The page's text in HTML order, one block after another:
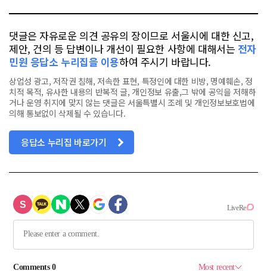
댓글은 자유로운 의견 공유의 장이므로 서울시에 대한 신고,
제안, 건의 등 답변이나 개선이 필요한 사항에 대해서는 전자
민원 응답소 누리집을 이용하여 주시기 바랍니다.
상업성 광고, 저작권 침해, 저속한 표현, 특정인에 대한 비방, 명예훼손, 정
치적 목적, 유사한 내용의 반복적 글, 개인정보 유출,그 밖에 공익을 저해하
거나 운영 취지에 맞지 않는 댓글은 서울특별시 조례 및 개인정보보호법에
의해 통보없이 삭제될 수 있습니다.
응답소 누리집 바로가기